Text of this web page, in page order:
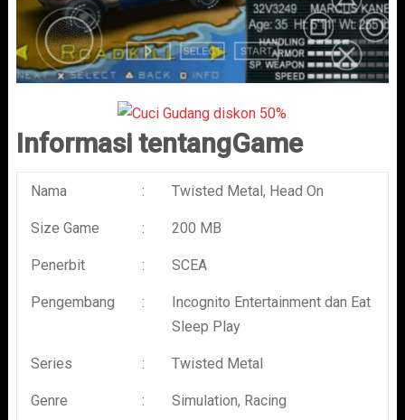
Informasi tentangGame
Nama : Twisted Metal, Head On
Size Game : 200 MB
Penerbit : SCEA
Pengembang :
Incognito Entertainment dan Eat
Sleep Play
Series : Twisted Metal
Genre : Simulation, Racing